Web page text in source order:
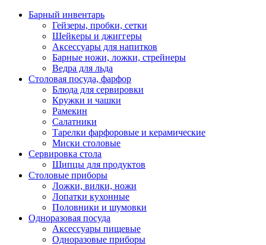
Барный инвентарь
Гейзеры, пробки, сетки
Шейкеры и джиггеры
Аксессуары для напитков
Барные ножи, ложки, стрейнеры
Ведра для льда
Столовая посуда, фарфор
Блюда для сервировки
Кружки и чашки
Рамекин
Салатники
Тарелки фарфоровые и керамические
Миски столовые
Сервировка стола
Щипцы для продуктов
Столовые приборы
Ложки, вилки, ножи
Лопатки кухонные
Половники и шумовки
Одноразовая посуда
Аксессуары пищевые
Одноразовые приборы